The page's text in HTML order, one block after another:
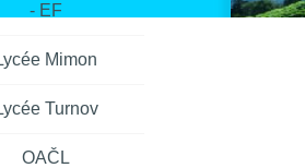
- EF
Mimon
Turnov
OAČL